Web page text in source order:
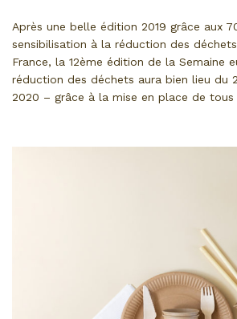
Après une belle édition 2019 grâce aux
sensibilisation à la réduction des
France, la 12ème édition de la Semaine
réduction des déchets aura bien lieu du
2020 – grâce à la mise en place de tous